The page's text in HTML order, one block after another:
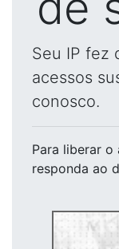
Seu IP fez
acessos
conosco.
Para liberar o
responda ao